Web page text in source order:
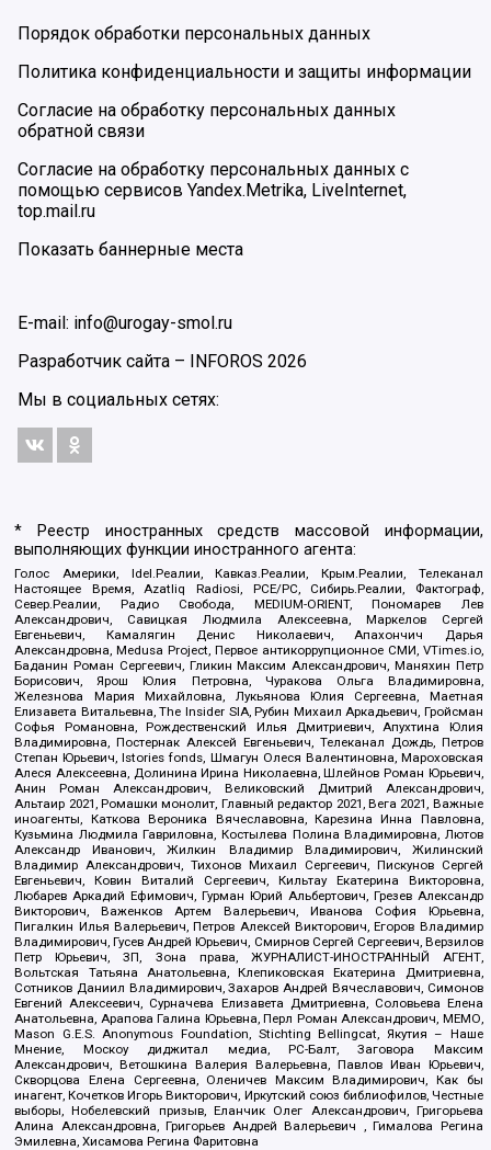
Порядок обработки персональных данных
Политика конфиденциальности и защиты информации
Согласие на обработку персональных данных
обратной связи
Согласие на обработку персональных данных с
помощью сервисов Yandex.Metrika, LiveInternet,
top.mail.ru
Показать баннерные места
E-mail: info@urogay-smol.ru
Разработчик сайта –
INFOROS 2026
Мы в социальных сетях:
* Реестр иностранных средств массовой информации,
выполняющих функции иностранного агента:
Голос Америки, Idel.Реалии, Кавказ.Реалии, Крым.Реалии, Телеканал
Настоящее Время, Azatliq Radiosi, PCE/PC, Сибирь.Реалии, Фактограф,
Север.Реалии, Радио Свобода, MEDIUM-ORIENT, Пономарев Лев
Александрович, Савицкая Людмила Алексеевна, Маркелов Сергей
Евгеньевич, Камалягин Денис Николаевич, Апахончич Дарья
Александровна, Medusa Project, Первое антикоррупционное СМИ, VTimes.io,
Баданин Роман Сергеевич, Гликин Максим Александрович, Маняхин Петр
Борисович, Ярош Юлия Петровна, Чуракова Ольга Владимировна,
Железнова Мария Михайловна, Лукьянова Юлия Сергеевна, Маетная
Елизавета Витальевна, The Insider SIA, Рубин Михаил Аркадьевич, Гройсман
Софья Романовна, Рождественский Илья Дмитриевич, Апухтина Юлия
Владимировна, Постернак Алексей Евгеньевич, Телеканал Дождь, Петров
Степан Юрьевич, Istories fonds, Шмагун Олеся Валентиновна, Мароховская
Алеся Алексеевна, Долинина Ирина Николаевна, Шлейнов Роман Юрьевич,
Анин Роман Александрович, Великовский Дмитрий Александрович,
Альтаир 2021, Ромашки монолит, Главный редактор 2021, Вега 2021, Важные
иноагенты, Каткова Вероника Вячеславовна, Карезина Инна Павловна,
Кузьмина Людмила Гавриловна, Костылева Полина Владимировна, Лютов
Александр Иванович, Жилкин Владимир Владимирович, Жилинский
Владимир Александрович, Тихонов Михаил Сергеевич, Пискунов Сергей
Евгеньевич, Ковин Виталий Сергеевич, Кильтау Екатерина Викторовна,
Любарев Аркадий Ефимович, Гурман Юрий Альбертович, Грезев Александр
Викторович, Важенков Артем Валерьевич, Иванова София Юрьевна,
Пигалкин Илья Валерьевич, Петров Алексей Викторович, Егоров Владимир
Владимирович, Гусев Андрей Юрьевич, Смирнов Сергей Сергеевич, Верзилов
Петр Юрьевич, ЗП, Зона права, ЖУРНАЛИСТ-ИНОСТРАННЫЙ АГЕНТ,
Вольтская Татьяна Анатольевна, Клепиковская Екатерина Дмитриевна,
Сотников Даниил Владимирович, Захаров Андрей Вячеславович, Симонов
Евгений Алексеевич, Сурначева Елизавета Дмитриевна, Соловьева Елена
Анатольевна, Арапова Галина Юрьевна, Перл Роман Александрович, МЕМО,
Mason G.E.S. Anonymous Foundation, Stichting Bellingcat, Якутия – Наше
Мнение, Москоу диджитал медиа, РС-Балт, Заговора Максим
Александрович, Ветошкина Валерия Валерьевна, Павлов Иван Юрьевич,
Скворцова Елена Сергеевна, Оленичев Максим Владимирович, Как бы
инагент, Кочетков Игорь Викторович, Иркутский союз библиофилов, Честные
выборы, Нобелевский призыв, Еланчик Олег Александрович, Григорьева
Алина Александровна, Григорьев Андрей Валерьевич , Гималова Регина
Эмилевна, Хисамова Регина Фаритовна